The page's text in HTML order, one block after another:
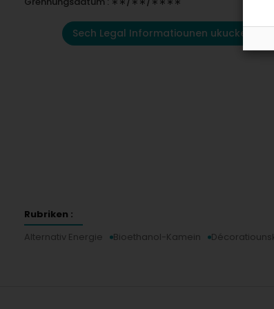
Sech Legal Informatiounen ukucken
Rubriken :
Alternativ Energie
Bioethanol-Kamein